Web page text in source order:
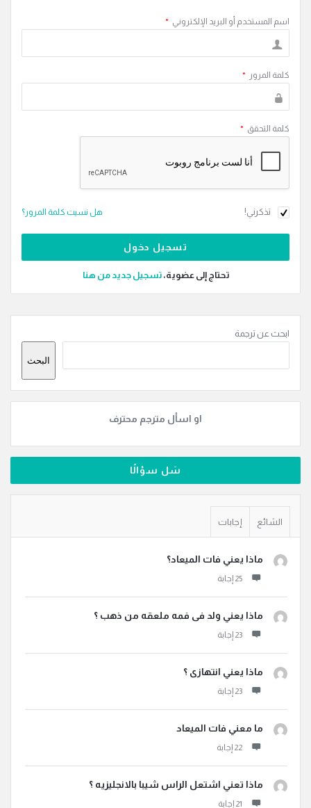
اسم المستخدم أو البريد الإلكتروني *
كلمة المرور *
كلمة التحقق *
تذكرني! هل نسيت كلمة المرور؟
تحتاج إلى عضوية،‫تسجيل جديد من هنا
الجانبية
ابحث عن ترجمة
البحث
او اسأل مترجم محترف
سَل سؤالًا
الشائع إجابات
ماذا يعني فات الميعاد؟
ماذا يعني ولد فى فمه ملعقه من ذهب ؟
ماذا يعني انتهازى ؟
ما معني فات الميعاد
ماذا تعني اشتعل الراس شيبا بالانجليزيه ؟